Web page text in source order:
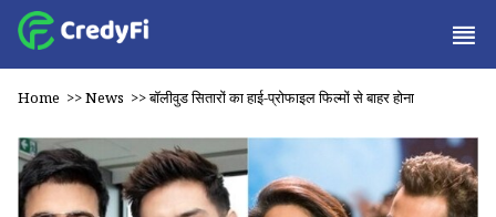
Home >>News >>बॉलीवुड सितारों का हाई-प्रोफाइल फिल्मों से बाहर होना